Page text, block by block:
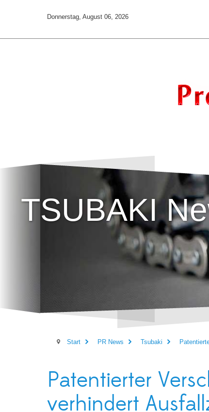
Donnerstag, August 06, 2026
TSUBAKI
Start PR News Tsubaki
Patentierter
verhindert